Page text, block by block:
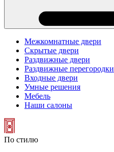
Межкомнатные двери
Скрытые двери
Раздвижные двери
Раздвижные перегородки
Входные двери
Умные решения
Мебель
Наши салоны
По стилю